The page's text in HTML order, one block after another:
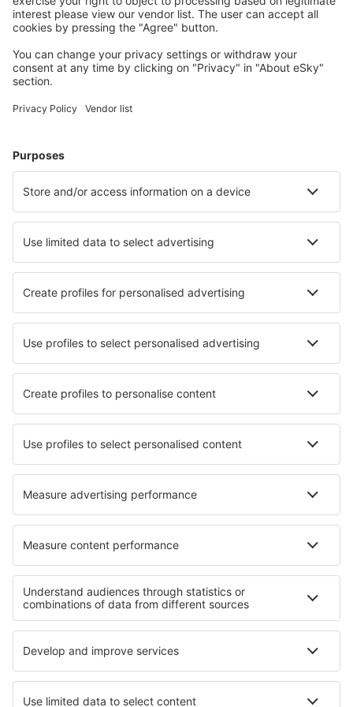
Isplaniraj svoj put
Avio Karte
Smještaj
Let+Hotel
Parking
Transfer
Atrakcije
Saznaj više
Mobilna aplikacija
Avio kompanije
Wizz Air
Ryanair
Pegasus Airlines
Turkish Airlines
Air Serbia
O eSky
Opšti uslovi
Moje rezervacije
Politika Privatnosti
Pomoć i kontakt